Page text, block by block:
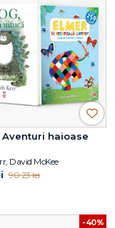
Aventuri haioase
David McKee
90.23 lei
-40%